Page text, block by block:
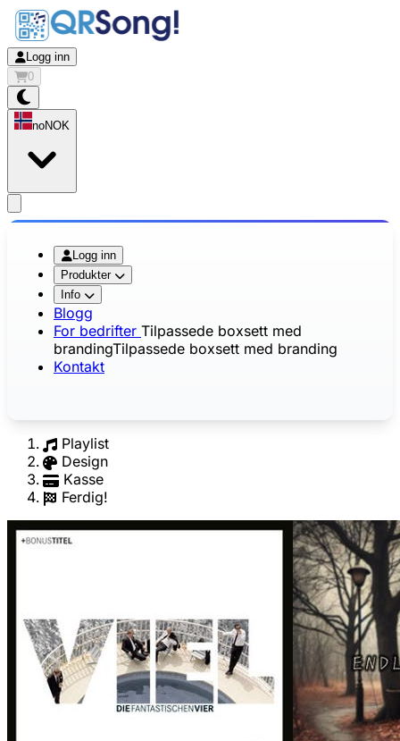
Logg inn
0
noNOK
Logg inn
Produkter
Info
Blogg
For bedrifter Tilpassede boxsett med
brandingTilpassede boxsett med branding
Kontakt
Playlist
Design
Kasse
Ferdig!